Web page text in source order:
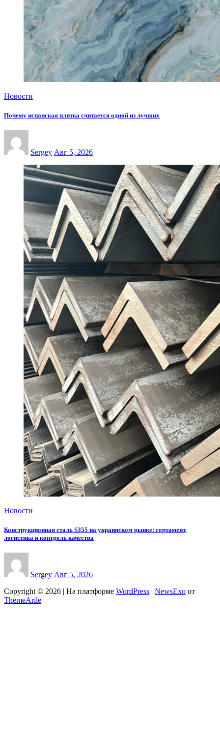
Новости
Почему испанская плитка считается одной из лучших
Sergey Авг 5, 2026
Новости
Конструкционная сталь S355 на украинском рынке: сортамент,
логистика и контроль качества
Sergey Авг 5, 2026
Copyright © 2026 | На платформе WordPress NewsExo от
ThemeArile